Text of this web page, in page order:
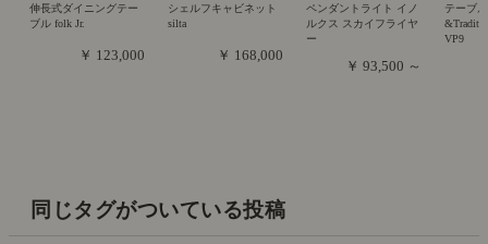
伸長式ダイニングテー
ブル folk Jr.
￥ 123,000
シェルフキャビネット
silta
￥ 168,000
ペンダントライト イノ
ルクス スカイフライヤ
ー
￥ 93,500 ～
テーブ
VP9
同じタグがついている投稿